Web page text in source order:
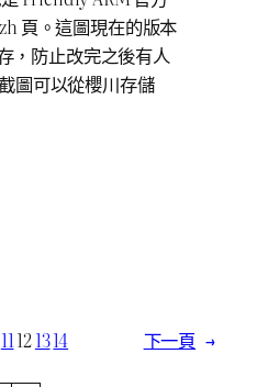
頁。這圖現在的版本
，防止改完之後有人
圖可以從櫻川存儲
11121314 下一頁 →